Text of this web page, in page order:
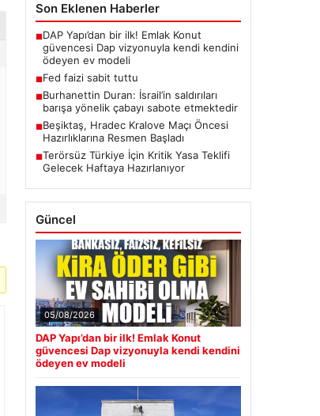
Son Eklenen Haberler
■DAP Yapı’dan bir ilk! Emlak Konut
güvencesi Dap vizyonuyla kendi kendini
ödeyen ev modeli
■Fed faizi sabit tuttu
■Burhanettin Duran: İsrail’in saldırıları
barışa yönelik çabayı sabote etmektedir
■Beşiktaş, Hradec Kralove Maçı Öncesi
Hazırlıklarına Resmen Başladı
■Terörsüz Türkiye İçin Kritik Yasa Teklifi
Gelecek Haftaya Hazırlanıyor
Güncel
05/08/2026
DAP Yapı’dan bir ilk! Emlak Konut
güvencesi Dap vizyonuyla kendi kendini
ödeyen ev modeli